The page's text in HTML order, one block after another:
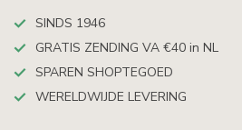
SINDS 1946
GRATIS ZENDING VA €40 in NL
SPAREN SHOPTEGOED
WERELDWIJDE LEVERING